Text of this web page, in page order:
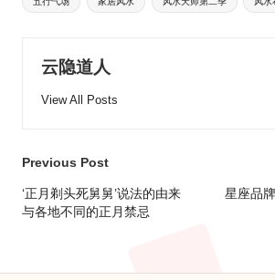
云隐道人
View All Posts
Post
navigation
Previous Post
‘正月剃头死舅舅’说法的由来
与各地不同的正月禁忌
星座品